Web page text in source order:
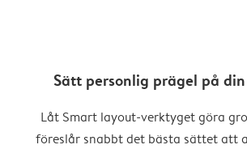
Sätt personlig prägel på
Låt Smart layout-verktyget göra
föreslår snabbt det bästa sättet att